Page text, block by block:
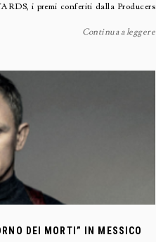
i premi conferiti dalla Producers
Continua a leggere
DEI MORTI” IN MESSICO